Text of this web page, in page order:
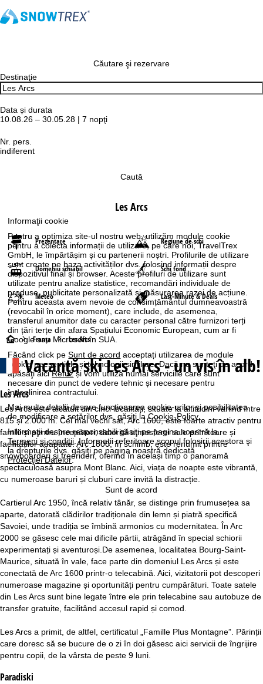
Informaţii cookie
Pentru a optimiza site-ul nostru web, utilizăm module cookie
pentru a colecta informații de utilizare, pe care noi, TravelTrex
GmbH, le împărtășim și cu partenerii noștri. Profilurile de utilizare
sunt create pe baza activităților dvs. folosind informații despre
dispozitivul final și browser. Aceste profiluri de utilizare sunt
utilizate pentru analize statistice, recomandări individuale de
produse, publicitate personalizată și măsurarea razei de acțiune.
Pentru aceasta avem nevoie de consimțământul dumneavoastră
(revocabil în orice moment), care include, de asemenea,
transferul anumitor date cu caracter personal către furnizori terți
din țări terțe din afara Spațiului Economic European, cum ar fi
Google sau Microsoft în SUA.
Făcând click peSunt de acord acceptați utilizarea de module
cookie neesențiale și tehnologii similare. Dacă nu sunteţi de acord,
apăsaţi aiciRefuzși vom utiliza numai serviciile care sunt
necesare din punct de vedere tehnic și necesare pentru
îndeplinirea contractului.
Mai multe detalii despre funcţionarea cookie-urilor şi posibilitatea
de modificare a setărilor dvs. găsiţi laCookie-Policy.
Informaţii despre responsabili găsiţi pe pagina noastră la
Termeni şi condiţii . Informaţii referitoare scopul folosirii acestora şi
la drepturile dvs. găsiţi pe pagina noastră dedicată
Protecţiei Datelor.
Sunt de acord
Căutare şi rezervare
Destinaţie
Data și durata
10.08.26 – 30.05.28 | 7 nopţi
Nr. pers.
indiferent
Caută
Les Arcs
Prezentare Regiune de schi
Domeniu schiabil Schi fond
Meteo Last-Minute & Deals
A
c
a
s
ă
Franţa Les Arcs
Vacanță skiLes Arcs - un vis în alb!
Les Arcs
Les Arcs este alcătuit din cinci localități, situate la altitudini variind între
815 și 2.000 m. Cel mai vechi sat, Arc 1600, este foarte atractiv pentru
familii și pentru începători, datorită atmosferei sale primitoare și
facilităților adaptate. Arc 1800, în schimb, este renumit printre
snowboarderi și freerideri, oferind în același timp o panoramă
spectaculoasă asupra Mont Blanc. Aici, viața de noapte este vibrantă,
cu numeroase baruri și cluburi care invită la distracție.
Cartierul Arc 1950, încă relativ tânăr, se distinge prin frumusețea sa
aparte, datorată clădirilor tradiționale din lemn și piatră specifică
Savoiei, unde tradiția se îmbină armonios cu modernitatea. În Arc
2000 se găsesc cele mai dificile pârtii, atrăgând în special schiorii
experimentați și aventuroși.De asemenea, localitatea Bourg-Saint-
Maurice, situată în vale, face parte din domeniul Les Arcs și este
conectată de Arc 1600 printr-o telecabină. Aici, vizitatorii pot descoperi
numeroase magazine și oportunități pentru cumpărături. Toate satele
din Les Arcs sunt bine legate între ele prin telecabine sau autobuze de
transfer gratuite, facilitând accesul rapid și comod.
Les Arcs a primit, de altfel, certificatul „Famille Plus Montagne”. Părinții
care doresc să se bucure de o zi în doi găsesc aici servicii de îngrijire
pentru copii, de la vârsta de peste 9 luni.
Paradiski